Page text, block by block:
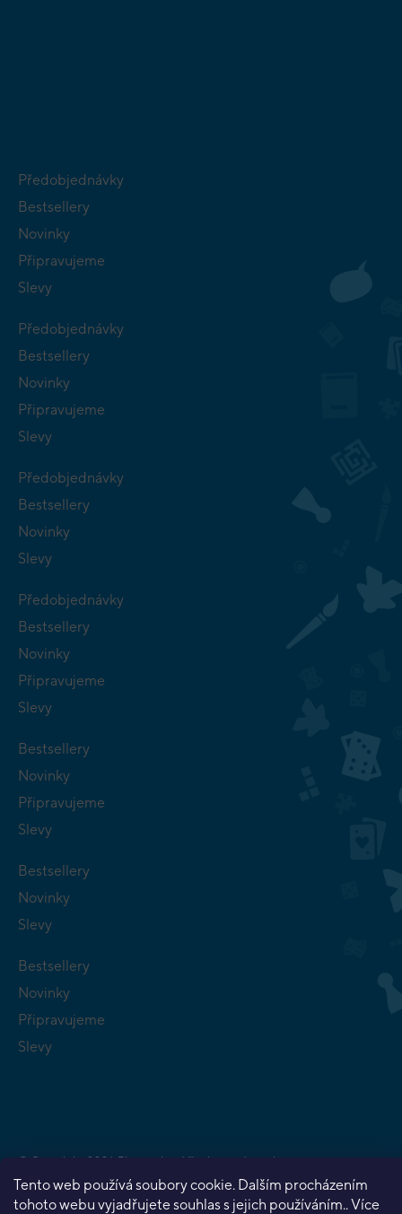
Tento web používá soubory cookie. Dalším procházením
tohoto webu vyjadřujete souhlas s jejich používáním.. Více
Předobjednávky
Bestsellery
Novinky
Připravujeme
Slevy
Předobjednávky
Bestsellery
Novinky
Připravujeme
Slevy
Předobjednávky
Bestsellery
Novinky
Slevy
Předobjednávky
Bestsellery
Novinky
Připravujeme
Slevy
Bestsellery
Novinky
Připravujeme
Slevy
Bestsellery
Novinky
Slevy
Bestsellery
Novinky
Připravujeme
Slevy
Vytvořil Shoptet Premium
Copyright 2026 Planeta her . Všechna práva vyhrazena.